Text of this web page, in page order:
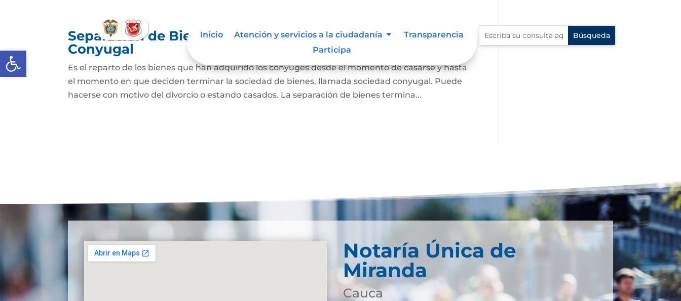
Abrir barra de herramientas
Inicio Atención y servicios a la ciudadanía
Transparencia
Participa
Separación de Bienes o Liquidación de Sociedad
Conyugal
Es el reparto de los bienes que han adquirido los cónyuges desde el momento de casarse y hasta
el momento en que deciden terminar la sociedad de bienes, llamada sociedad conyugal. Puede
hacerse con motivo del divorcio o estando casados. La separación de bienes termina...
Notaría Única de
Miranda
Cauca